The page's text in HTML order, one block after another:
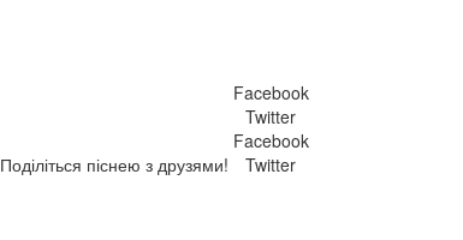
Поділіться піснею з друзями!
Facebook
Twitter
Facebook
Twitter